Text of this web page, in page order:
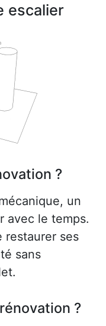
escalier
?
un
avec le temps.
restaurer ses
sans
?